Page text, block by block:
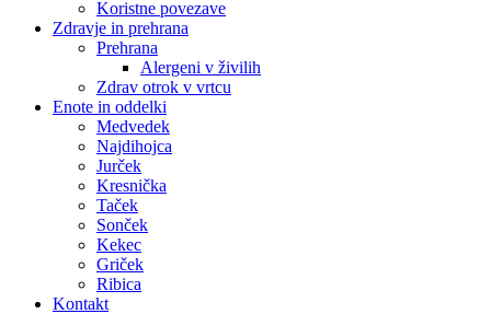
Koristne povezave
Zdravje in prehrana
Prehrana
Alergeni v živilih
Zdrav otrok v vrtcu
Enote in oddelki
Medvedek
Najdihojca
Jurček
Kresnička
Taček
Sonček
Kekec
Griček
Ribica
Kontakt